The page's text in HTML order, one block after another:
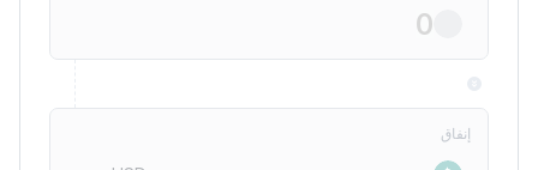
إنفاق